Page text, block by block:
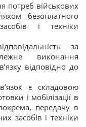
потреб військових
безоплатного
і техніки
за
виконання
відповідно до
є складовою
і мобілізації в
передачу в
засобів і техніки